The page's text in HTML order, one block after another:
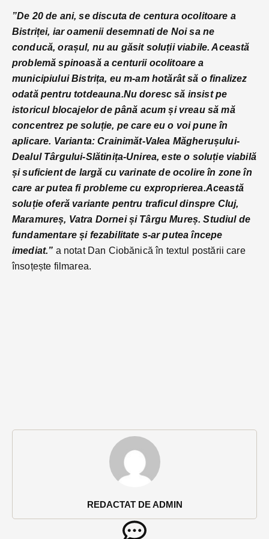
REDACTAT DE ADMIN
”De 20 de ani, se discuta de centura ocolitoare a
Bistriței, iar oamenii desemnati de Noi sa ne
conducă, orașul, nu au găsit soluții viabile. Această
problemă spinoasă a centurii ocolitoare a
municipiului Bistrița, eu m-am hotărât să o finalizez
odată pentru totdeauna.Nu doresc să insist pe
istoricul blocajelor de până acum și vreau să mă
concentrez pe soluție, pe care eu o voi pune în
aplicare. Varianta: Crainimăt-Valea Măgherușului-
Dealul Târgului-Slătinița-Unirea, este o soluție viabilă
și suficient de largă cu varinate de ocolire în zone în
care ar putea fi probleme cu exproprierea.Această
soluție oferă variante pentru traficul dinspre Cluj,
Maramureș, Vatra Dornei și Târgu Mureș. Studiul de
fundamentare și fezabilitate s-ar putea începe
imediat.” a notat Dan Ciobănică în textul postării care
însoțește filmarea.